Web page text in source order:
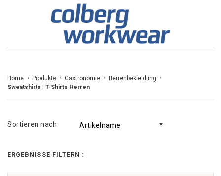
Inhalt
Home Produkte Gastronomie
Herrenbekleidung
Sweatshirts | T-Shirts Herren
Sortieren nach
ERGEBNISSE FILTERN :